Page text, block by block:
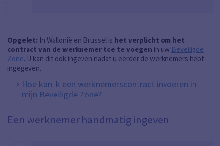
Opgelet: In Wallonië en Brussel is het verplicht om het
contract van de werknemer toe te voegen in uw Beveiligde
Zone. U kan dit ook ingeven nadat u eerder de werknemers hebt
ingegeven.
Hoe kan ik een werknemerscontract invoeren in
mijn Beveiligde Zone?
Een werknemer handmatig ingeven